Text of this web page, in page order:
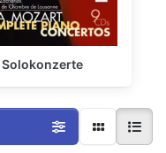
Solokonzerte